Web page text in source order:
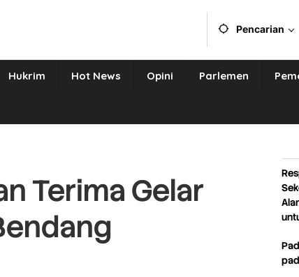
Pencarian
Hukrim Hot News Opini Parlemen
Terima Gelar